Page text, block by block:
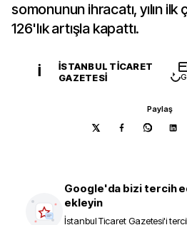
somonunun ihracatı, yılın
126'lık artışla kapattı.
İ
İSTANBUL TICARET
GAZETESI
Paylaş
Google'da bizi tercih
ekleyin
İstanbul Ticaret Gazetesi'i